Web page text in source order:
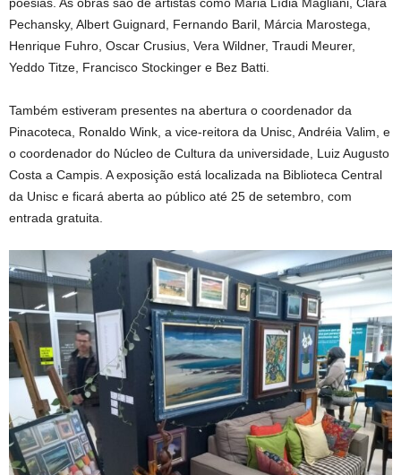
Pechansky, Albert Guignard, Fernando Baril, Márcia Marostega,
Henrique Fuhro, Oscar Crusius, Vera Wildner, Traudi Meurer,
Yeddo Titze, Francisco Stockinger e Bez Batti.
Também estiveram presentes na abertura o coordenador da
Pinacoteca, Ronaldo Wink, a vice-reitora da Unisc, Andréia Valim, e
o coordenador do Núcleo de Cultura da universidade, Luiz Augusto
Costa a Campis. A exposição está localizada na Biblioteca Central
da Unisc e ficará aberta ao público até 25 de setembro, com
entrada gratuita.